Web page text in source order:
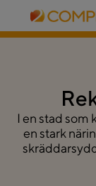
I en stad som
en stark